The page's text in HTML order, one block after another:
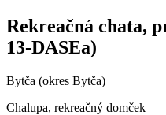
Rekreačná chata,
13-DASEa)
Bytča (okres Bytča)
Chalupa, rekreačný domček